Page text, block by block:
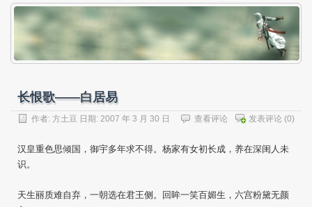
长恨歌——白居易
作者: 方土豆 日期: 2007 年 3 月 30 日 发表评论 (0)
查看评论
汉皇重色思倾国，御宇多年求不得。杨家有女初长成，养在深闺人未
识。
天生丽质难自弃，一朝选在君王侧。回眸一笑百媚生，六宫粉黛无颜